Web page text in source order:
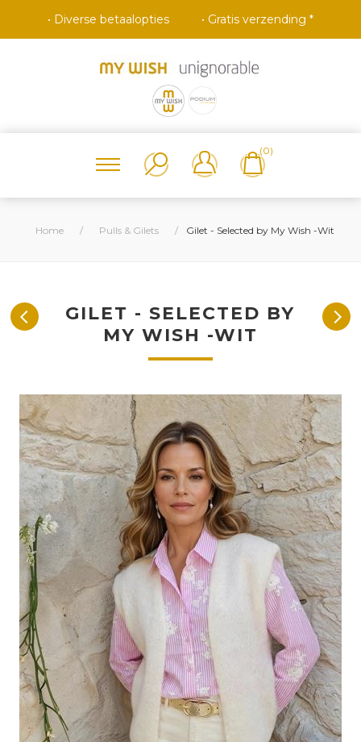
• Diverse betaalopties • Gratis verzending *
(0)
Home / Pulls & Gilets / Gilet - Selected by My Wish -Wit
GILET - SELECTED BY
MY WISH -WIT